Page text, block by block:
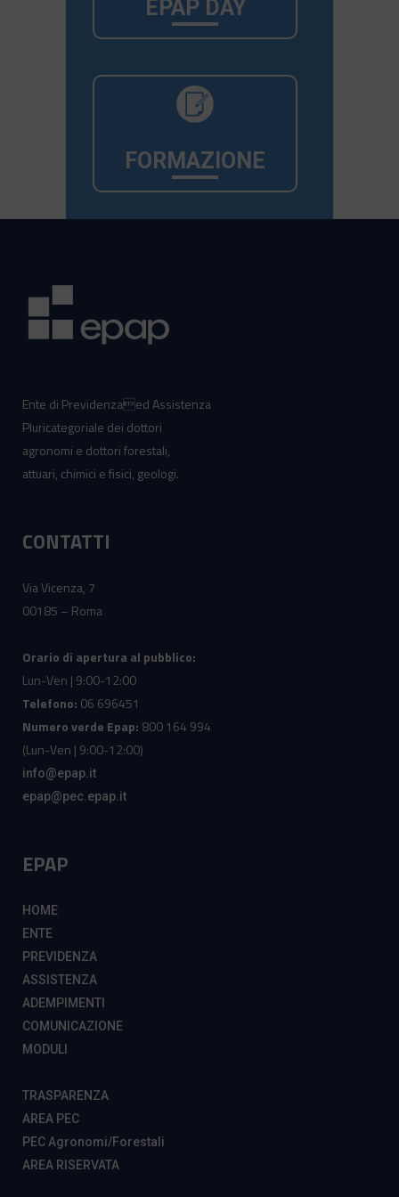
EPAP DAY
FORMAZIONE
Ente di Previdenzaed Assistenza
Pluricategoriale dei dottori
agronomi e dottori forestali,
attuari, chimici e fisici, geologi.
CONTATTI
Via Vicenza, 7
00185 – Roma
Orario di apertura al pubblico:
Lun-Ven | 9:00-12:00
Telefono: 06 696451
Numero verde Epap: 800 164 994
(Lun-Ven | 9:00-12:00)
info@epap.it
epap@pec.epap.it
EPAP
HOME
ENTE
PREVIDENZA
ASSISTENZA
ADEMPIMENTI
COMUNICAZIONE
MODULI
TRASPARENZA
AREA PEC
PEC Agronomi/Forestali
AREA RISERVATA